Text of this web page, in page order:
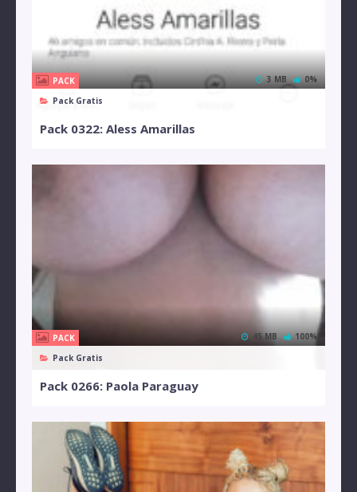
PACK
Pack Gratis
3 MB 0%
Pack 0322: Aless Amarillas
PACK
Pack Gratis
45 MB 100%
Pack 0266: Paola Paraguay